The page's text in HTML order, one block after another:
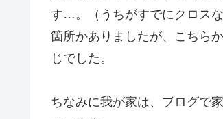
す…。（うちがすでにクロス
箇所かありましたが、こちら
じでした。
ちなみに我が家は、ブログで